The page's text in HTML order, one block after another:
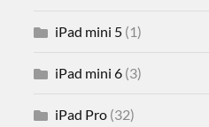
iPad mini 5 (1)
iPad mini 6 (3)
iPad Pro (32)